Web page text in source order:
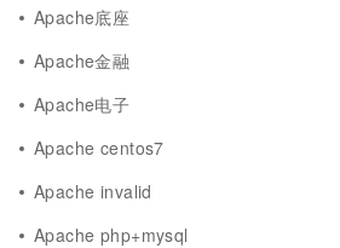
Apache底座
Apache金融
Apache电子
Apache centos7
Apache invalid
Apache php+mysql